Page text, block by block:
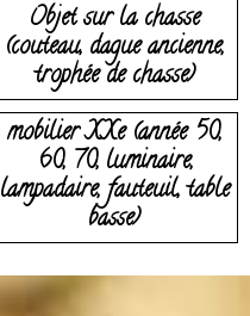
Objet sur la chasse
(couteau, dague ancienne,
trophée de chasse)
mobilier XXe (année 50,
60, 70, luminaire,
lampadaire, fauteuil, table
basse)